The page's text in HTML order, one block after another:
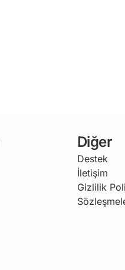
Diğer
Destek
İletişim
Gizlilik